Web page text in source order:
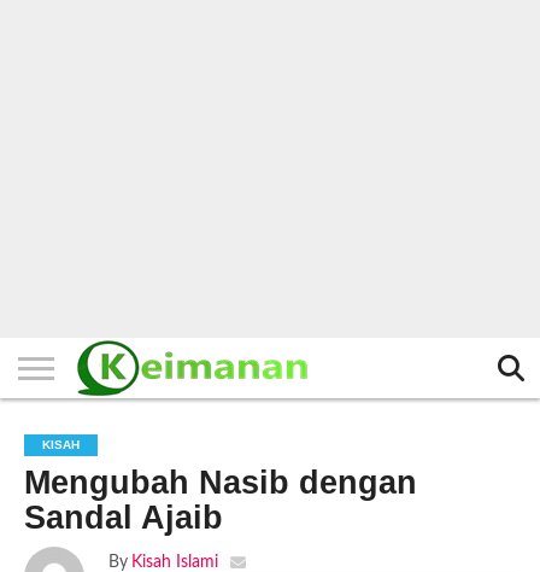
KISAH
Mengubah Nasib dengan
Sandal Ajaib
By Kisah Islami